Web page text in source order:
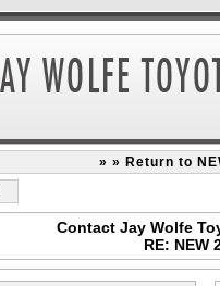
» » Return to
Contact Jay Wolfe
RE: NEW